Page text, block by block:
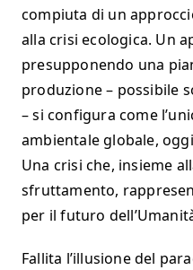
compiuta di un
alla crisi ecologica. Un
presupponendo una
produzione – possibile
– si configura come
ambientale globale,
Una crisi che, insieme
sfruttamento,
per il futuro
Fallita l’illusione del